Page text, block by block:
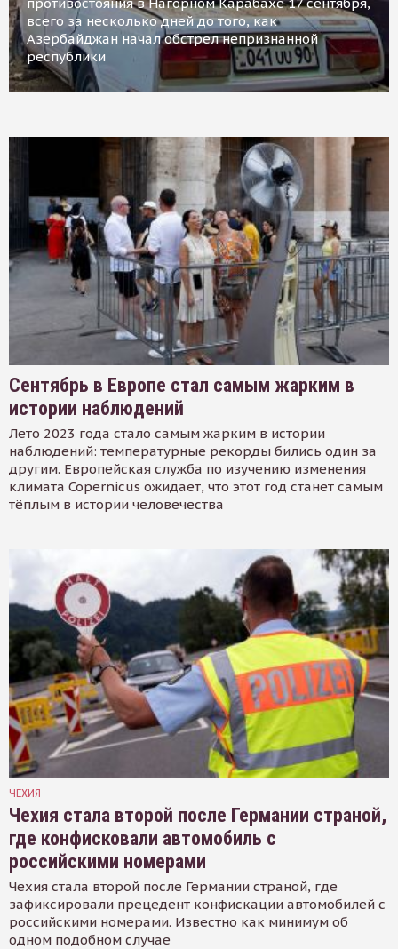
всего за несколько дней до того, как
Азербайджан начал обстрел непризнанной
республики
Сентябрь в Европе стал самым жарким в
истории наблюдений
Лето 2023 года стало самым жарким в истории
наблюдений: температурные рекорды бились один за
другим. Европейская служба по изучению изменения
климата Copernicus ожидает, что этот год станет самым
тёплым в истории человечества
ЧЕХИЯ
Чехия стала второй после Германии страной,
где конфисковали автомобиль с
российскими номерами
Чехия стала второй после Германии страной, где
зафиксировали прецедент конфискации автомобилей с
российскими номерами. Известно как минимум об
одном подобном случае